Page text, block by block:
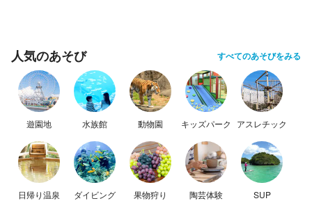
人気のあそび すべてのあそびをみる
遊園地 水族館 動物園 キッズパーク アスレチック
日帰り温泉 ダイビング 果物狩り 陶芸体験 SUP